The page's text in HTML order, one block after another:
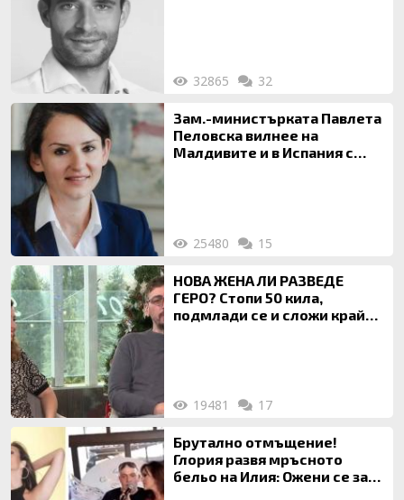
32865 32
Зам.-министърката Павлета
Пеловска вилнее на
Малдивите и в Испания с
25480 15
НОВА ЖЕНА ЛИ РАЗВЕДЕ
ГЕРО? Стопи 50 кила,
подмлади се и сложи край
19481 17
Брутално отмъщение!
Глория развя мръсното
бельо на Илия: Ожени се за